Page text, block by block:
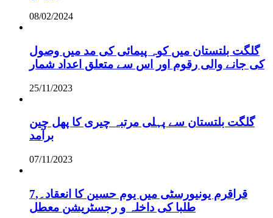
08/02/2024
گلگت بلتستان میں کوہ پیمائی کی مد میں وصول
کی جانے والی رقوم اور اس سے متعلق اعداد شمار
25/11/2023
گلگت بلتستان سے پہلی مرتبہ چیری کا پھل چین
برآمد
07/11/2023
قراقرم یونیورسٹی میں یوم حسین کا انعقاد۔,7
طلبا کی داخلہ و رجسٹریشن معطل